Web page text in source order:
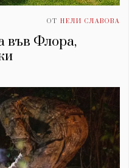
ОТ НЕЛИ СЛАВОВА
във Флора,